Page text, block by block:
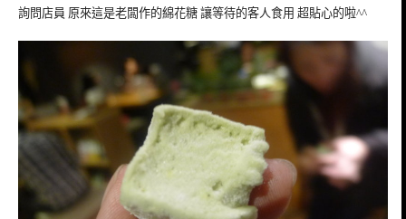
詢問店員 原來這是老闆作的綿花糖 讓等待的客人食用 超貼心的啦^^